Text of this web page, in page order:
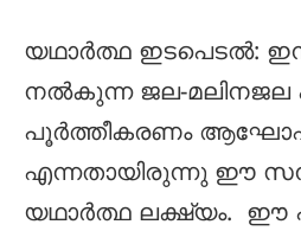
യഥാർത്ഥ ഇടപെടൽ:
നൽകുന്ന ജല-മലിനജല
പൂർത്തീകരണം
എന്നതായിരുന്നു ഈ
യഥാർത്ഥ ലക്ഷ്യം. ഈ